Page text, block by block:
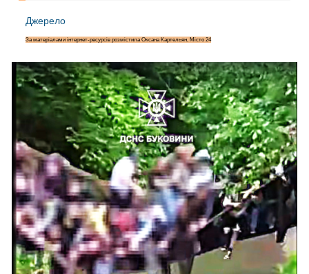
Джерело
За матеріалами інтернет-ресурсів розмістила Оксана Картельян, Місто 24